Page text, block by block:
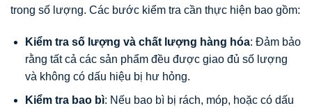
trong số lượng. Các bước kiểm tra cần thực hiện bao gồm:
Kiểm tra số lượng và chất lượng hàng hóa: Đảm bảo
rằng tất cả các sản phẩm đều được giao đủ số lượng
và không có dấu hiệu bị hư hỏng.
Kiểm tra bao bì: Nếu bao bì bị rách, móp, hoặc có dấu